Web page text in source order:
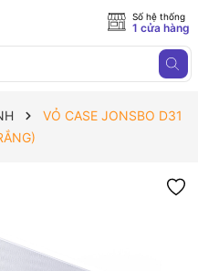
Số hệ thống
1 cửa hàng
VỎ CASE JONSBO D31